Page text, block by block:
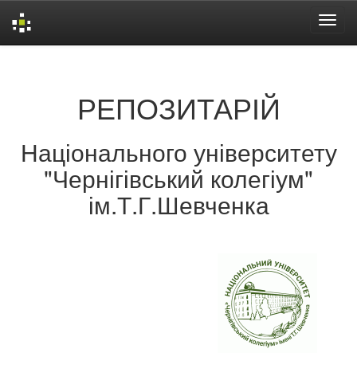
РЕПОЗИТАРІЙ
Національного університету
"Чернігівський колегіум"
ім.Т.Г.Шевченка